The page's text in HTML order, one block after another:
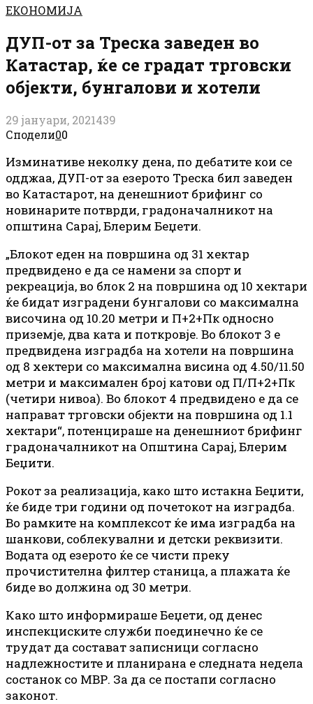
ЕКОНОМИЈА
ДУП-от за Треска заведен во
Катастар, ќе се градат трговски
објекти, бунгалови и хотели
29 јануари, 2021439
Сподели00
Изминативе неколку дена, по дебатите кои се
одджаа, ДУП-от за езерото Треска бил заведен
во Катастарот, на денешниот брифинг со
новинарите потврди, градоначалникот на
општина Сарај, Блерим Беџети.
„Блокот еден на површина од 31 хектар
предвидено е да се намени за спорт и
рекреација, во блок 2 на површина од 10 хектари
ќе бидат изградени бунгалови со максимална
височина од 10.20 метри и П+2+Пк односно
приземје, два ката и поткровје. Во блокот 3 е
предвидена изградба на хотели на површина
од 8 хектери со максимална висина од 4.50/11.50
метри и максимален број катови од П/П+2+Пк
(четири нивоа). Во блокот 4 предвидено е да се
направат трговски објекти на површина од 1.1
хектари“, потенцираше на денешниот брифинг
градоначалникот на Општина Сарај, Блерим
Беџити.
Рокот за реализација, како што истакна Беџити,
ќе биде три години од почетокот на изградба.
Во рамките на комплексот ќе има изградба на
шанкови, соблекувални и детски реквизити.
Водата од езерото ќе се чисти преку
прочистителна филтер станица, а плажата ќе
биде во должина од 30 метри.
Како што информираше Беџети, од денес
инспекциските служби поединечно ќе се
трудат да состават записници согласно
надлежностите и планирана е следната недела
состанок со МВР. За да се постапи согласно
законот.